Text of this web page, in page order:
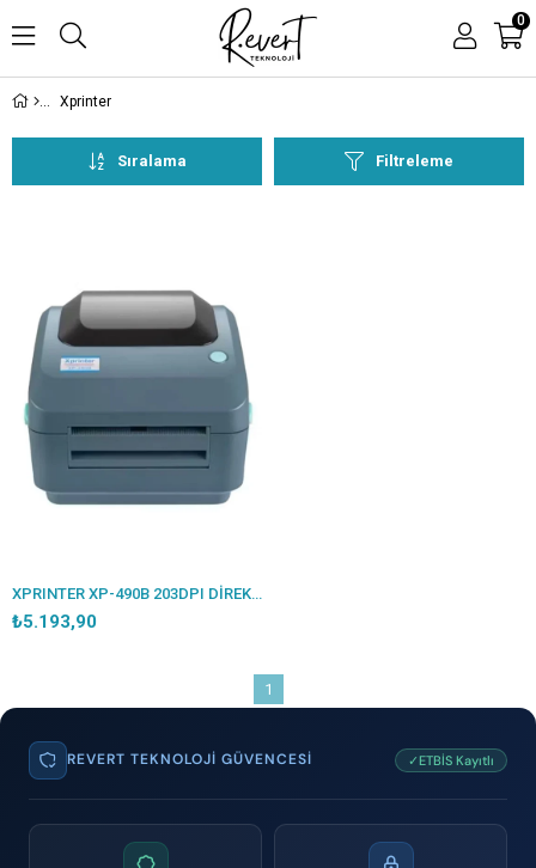
0
Xprinter
Filtreleme
Sıralama
XPRINTER XP-490B 203DPI DİREKT TERMAL USB BARKOD YAZICI (RİBONSUZ KULLANIM)
₺5.193,90
1
REVERT TEKNOLOJI GÜVENCESI ✓ETBİS Kayıtlı